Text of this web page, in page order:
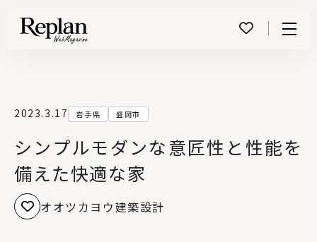
シンプルモダンな意匠性と性能を
備えた快適な家
2023.3.17 岩手県 盛岡市
オオツカヨウ建築設計